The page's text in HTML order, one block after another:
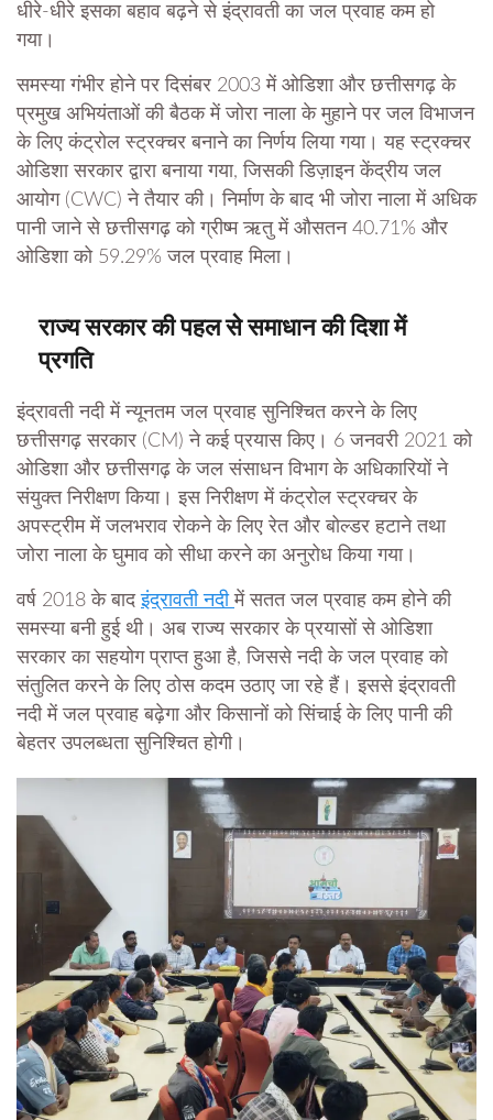
धीरे-धीरे इसका बहाव बढ़ने से इंद्रावती का जल प्रवाह कम हो
गया।
समस्या गंभीर होने पर दिसंबर 2003 में ओडिशा और छत्तीसगढ़ के
प्रमुख अभियंताओं की बैठक में जोरा नाला के मुहाने पर जल विभाजन
के लिए कंट्रोल स्ट्रक्चर बनाने का निर्णय लिया गया। यह स्ट्रक्चर
ओडिशा सरकार द्वारा बनाया गया, जिसकी डिज़ाइन केंद्रीय जल
आयोग (CWC) ने तैयार की। निर्माण के बाद भी जोरा नाला में अधिक
पानी जाने से छत्तीसगढ़ को ग्रीष्म ऋतु में औसतन 40.71% और
ओडिशा को 59.29% जल प्रवाह मिला।
राज्य सरकार की पहल से समाधान की दिशा में
प्रगति
इंद्रावती नदी में न्यूनतम जल प्रवाह सुनिश्चित करने के लिए
छत्तीसगढ़ सरकार (CM) ने कई प्रयास किए। 6 जनवरी 2021 को
ओडिशा और छत्तीसगढ़ के जल संसाधन विभाग के अधिकारियों ने
संयुक्त निरीक्षण किया। इस निरीक्षण में कंट्रोल स्ट्रक्चर के
अपस्ट्रीम में जलभराव रोकने के लिए रेत और बोल्डर हटाने तथा
जोरा नाला के घुमाव को सीधा करने का अनुरोध किया गया।
वर्ष 2018 के बादइंद्रावती नदीमें सतत जल प्रवाह कम होने की
समस्या बनी हुई थी। अब राज्य सरकार के प्रयासों से ओडिशा
सरकार का सहयोग प्राप्त हुआ है, जिससे नदी के जल प्रवाह को
संतुलित करने के लिए ठोस कदम उठाए जा रहे हैं। इससे इंद्रावती
नदी में जल प्रवाह बढ़ेगा और किसानों को सिंचाई के लिए पानी की
बेहतर उपलब्धता सुनिश्चित होगी।